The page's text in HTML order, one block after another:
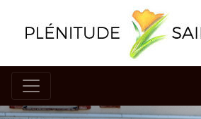
EHPAD Plénitude Saint Michel